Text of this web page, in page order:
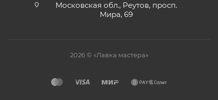
Московская обл., Реутов, просп.
Мира, 69
2026 © «Лавка мастера»